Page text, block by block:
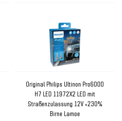
Original Philips Ultinon Pro6000
H7 LED 11972X2 LED mit
Straßenzulassung 12V +230%
Birne Lampe